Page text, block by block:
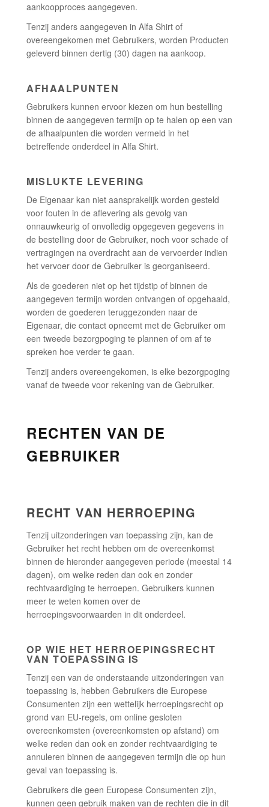
aankoopproces aangegeven.
Tenzij anders aangegeven in Alfa Shirt of
overeengekomen met Gebruikers, worden Producten
geleverd binnen dertig (30) dagen na aankoop.
AFHAALPUNTEN
Gebruikers kunnen ervoor kiezen om hun bestelling
binnen de aangegeven termijn op te halen op een van
de afhaalpunten die worden vermeld in het
betreffende onderdeel in Alfa Shirt.
MISLUKTE LEVERING
De Eigenaar kan niet aansprakelijk worden gesteld
voor fouten in de aflevering als gevolg van
onnauwkeurig of onvolledig opgegeven gegevens in
de bestelling door de Gebruiker, noch voor schade of
vertragingen na overdracht aan de vervoerder indien
het vervoer door de Gebruiker is georganiseerd.
Als de goederen niet op het tijdstip of binnen de
aangegeven termijn worden ontvangen of opgehaald,
worden de goederen teruggezonden naar de
Eigenaar, die contact opneemt met de Gebruiker om
een tweede bezorgpoging te plannen of om af te
spreken hoe verder te gaan.
Tenzij anders overeengekomen, is elke bezorgpoging
vanaf de tweede voor rekening van de Gebruiker.
RECHTEN VAN DE
GEBRUIKER
RECHT VAN HERROEPING
Tenzij uitzonderingen van toepassing zijn, kan de
Gebruiker het recht hebben om de overeenkomst
binnen de hieronder aangegeven periode (meestal 14
dagen), om welke reden dan ook en zonder
rechtvaardiging te herroepen. Gebruikers kunnen
meer te weten komen over de
herroepingsvoorwaarden in dit onderdeel.
OP WIE HET HERROEPINGSRECHT
VAN TOEPASSING IS
Tenzij een van de onderstaande uitzonderingen van
toepassing is, hebben Gebruikers die Europese
Consumenten zijn een wettelijk herroepingsrecht op
grond van EU-regels, om online gesloten
overeenkomsten (overeenkomsten op afstand) om
welke reden dan ook en zonder rechtvaardiging te
annuleren binnen de aangegeven termijn die op hun
geval van toepassing is.
Gebruikers die geen Europese Consumenten zijn,
kunnen geen gebruik maken van de rechten die in dit